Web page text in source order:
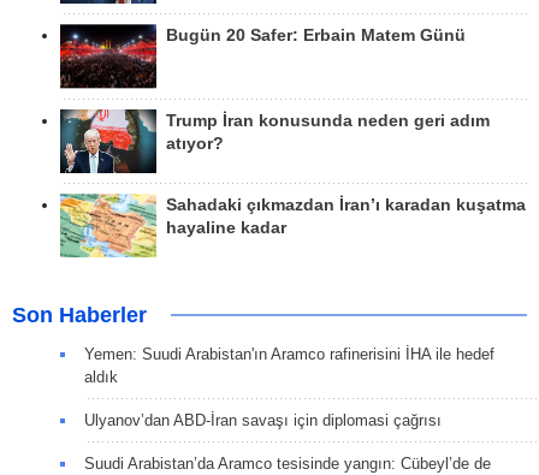
Bugün 20 Safer: Erbain Matem Günü
Trump İran konusunda neden geri adım
atıyor?
Sahadaki çıkmazdan İran’ı karadan kuşatma
hayaline kadar
Son Haberler
Yemen: Suudi Arabistan'ın Aramco rafinerisini İHA ile hedef
aldık
Ulyanov’dan ABD-İran savaşı için diplomasi çağrısı
Suudi Arabistan’da Aramco tesisinde yangın: Cübeyl’de de